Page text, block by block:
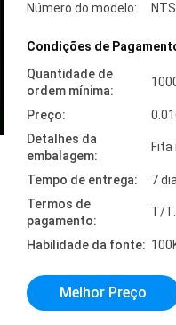
Número do modelo:
Condições de
Quantidade de
ordem mínima:
Preço:
Detalhes da
embalagem:
Tempo de entrega:
7
Termos de
pagamento:
T/T.
Habilidade da fonte:
Melhor Preço